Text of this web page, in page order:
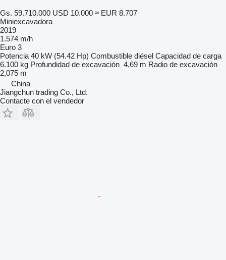
Gs. 59.710.000 USD 10.000 ≈ EUR 8.707
Miniexcavadora
2019
1.574 m/h
Euro 3
Potencia 40 kW (54.42 Hp) Combustible diésel Capacidad de carga
6.100 kg Profundidad de excavación 4,69 m Radio de excavación
2,075 m
China
Jiangchun trading Co., Ltd.
Contacte con el vendedor